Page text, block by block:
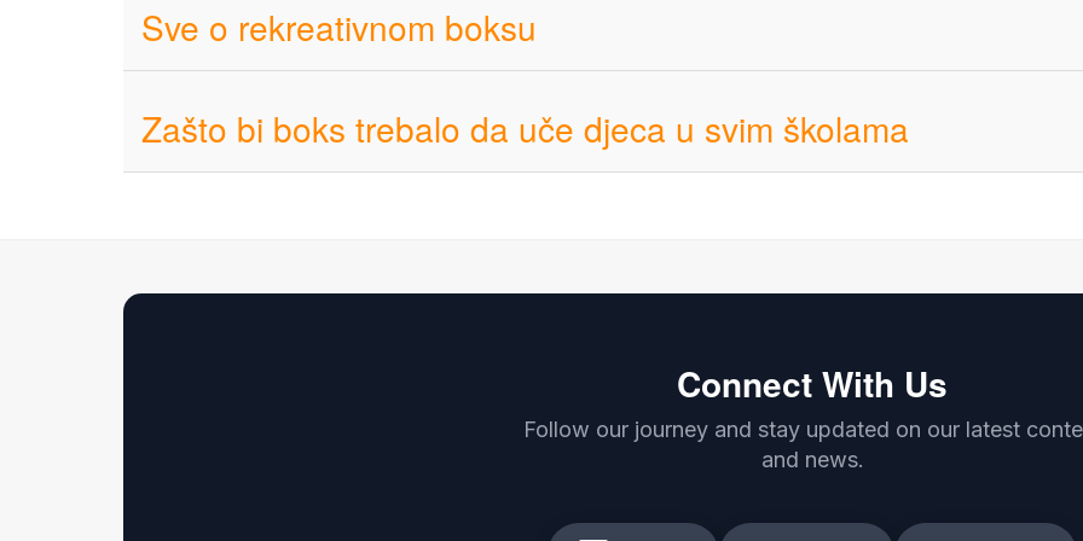
Sve o rekreativnom boksu
Zašto bi boks trebalo da uče djeca u svim školama
Connect With Us
Follow our journey and stay updated on our latest
and news.